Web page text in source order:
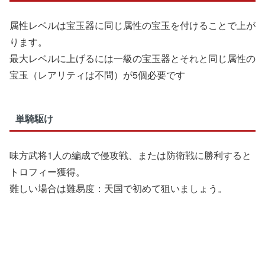
属性レベルは宝玉器に同じ属性の宝玉を付けることで上が
ります。
最大レベルに上げるには一級の宝玉器とそれと同じ属性の
宝玉（レアリティは不問）が5個必要です
単騎駆け
味方武将1人の編成で侵攻戦、または防衛戦に勝利すると
トロフィー獲得。
難しい場合は難易度：天国で初めて狙いましょう。